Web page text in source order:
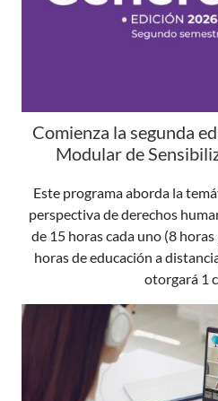
Comienza la segunda
Modular de
Este programa aborda la
perspectiva de derechos
de 15 horas cada uno (8
horas de educación a
otorgará 1